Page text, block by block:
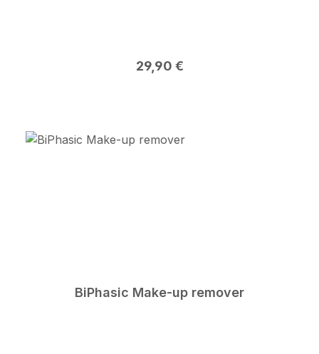
Regulärer Preis:
29,90 €
BiPhasic Make-up remover